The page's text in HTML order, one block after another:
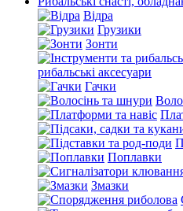
Відра
Грузики
Зонти
рибальські аксесуари
Гачки
Поплавки
Змазки